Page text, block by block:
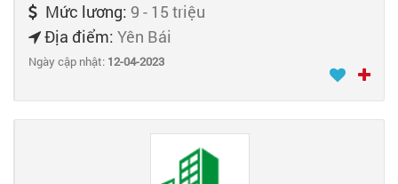
Mức lương: 9 - 15 triệu
Địa điểm: Yên Bái
Ngày cập nhật: 12-04-2023